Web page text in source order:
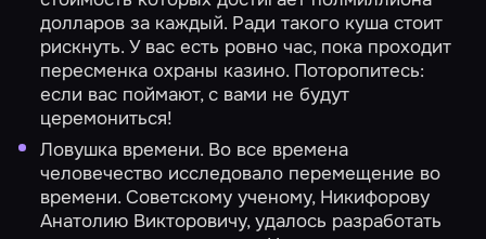
долларов за каждый. Ради такого куша стоит
рискнуть. У вас есть ровно час, пока проходит
пересменка охраны казино. Поторопитесь:
если вас поймают, с вами не будут
церемониться!
Ловушка времени. Во все времена
человечество исследовало перемещение во
времени. Советскому ученому, Никифорову
Анатолию Викторовичу, удалось разработать